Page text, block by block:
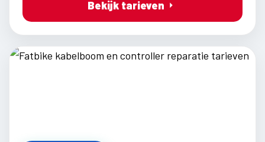
Bekijk tarieven